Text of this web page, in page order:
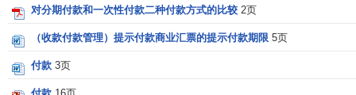
免了野蛮装卸、野蛮运输，减少的货物在运输途中的损坏。
五、增加了快递公司业务，刺激了经济发展。
对分期付款和一次性付款二种付款方式的比较 2页
（收款付款管理）提示付款商业汇票的提示付款期限 5页
付款 3页